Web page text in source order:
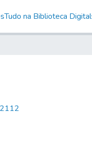
Tudo na Biblioteca Digital